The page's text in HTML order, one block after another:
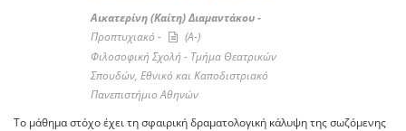
Αικατερίνη (Καίτη) Διαμαντάκου -
Προπτυχιακό -
(A-)
Φιλοσοφική Σχολή - Τμήμα Θεατρικών
Σπουδών, Εθνικό και Καποδιστριακό
Πανεπιστήμιο Αθηνών
Το μάθημα στόχο έχει τη σφαιρική δραματολογική κάλυψη της σωζόμενης